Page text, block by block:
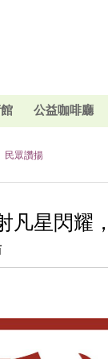
公益咖啡廳
民眾讚揚
凡星閃耀